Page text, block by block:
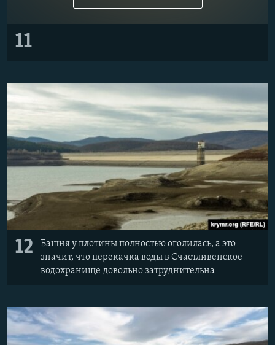
11
12
Башня у плотины полностью оголилась, а это
значит, что перекачка воды в Счастливенское
водохранище довольно затруднительна